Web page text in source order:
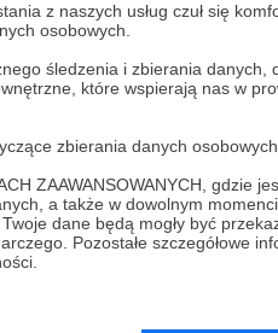
z naszych usług czuł się
osobowych.
śledzenia i zbierania
które wspierają nas w
zbierania danych
ZAAWANSOWANYCH, gdzie
a także w dowolnym
dane będą mogły być
Pozostałe szczegółowe
Politykę Prywatności
* Wyrażam zgodę na
osobowych podanych w
prawidłowego świadczenia usług